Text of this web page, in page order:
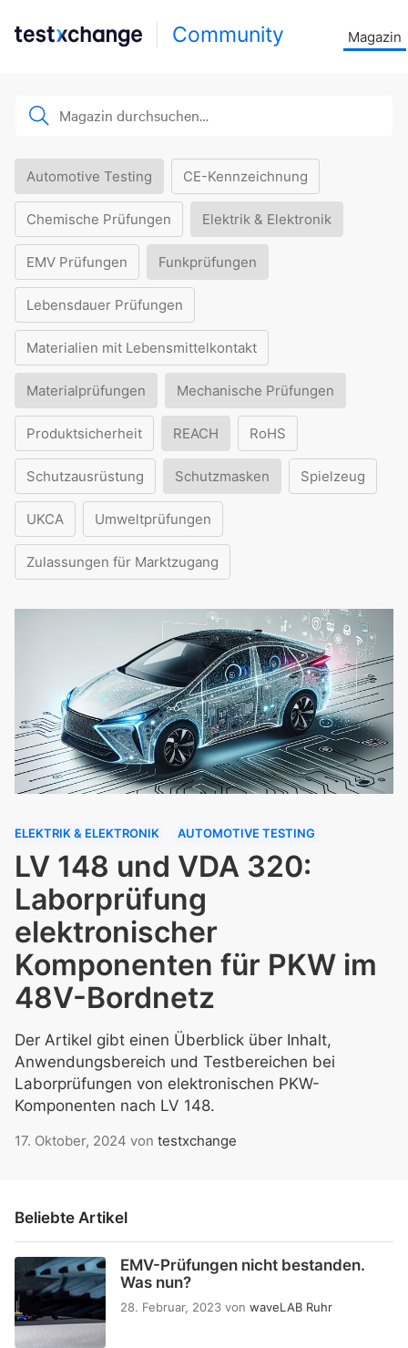
Community Magazin
Automotive Testing CE-Kennzeichnung
Chemische Prüfungen Elektrik & Elektronik
EMV Prüfungen Funkprüfungen
Lebensdauer Prüfungen
Materialien mit Lebensmittelkontakt
Materialprüfungen Mechanische Prüfungen
Produktsicherheit REACH RoHS
Schutzausrüstung Schutzmasken Spielzeug
UKCA Umweltprüfungen
Zulassungen für Marktzugang
ELEKTRIK & ELEKTRONIK AUTOMOTIVE TESTING
LV 148 und VDA 320:
Laborprüfung
elektronischer
Komponenten für PKW im
48V-Bordnetz
Der Artikel gibt einen Überblick über Inhalt,
Anwendungsbereich und Testbereichen bei
Laborprüfungen von elektronischen PKW-
Komponenten nach LV 148.
17. Oktober, 2024 von testxchange
Beliebte Artikel
EMV-Prüfungen nicht bestanden.
Was nun?
28. Februar, 2023 von waveLAB Ruhr